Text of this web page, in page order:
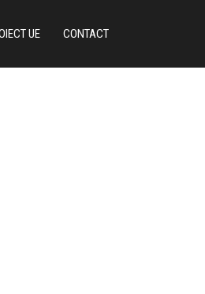
UE CONTACT